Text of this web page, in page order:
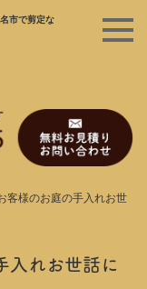
名市で剪定な
客様のお庭の手入れお世
入れお世話に